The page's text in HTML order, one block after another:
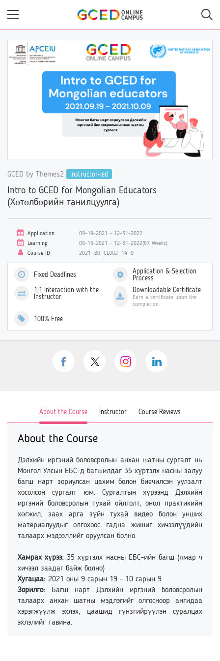
GCED by Themes2 Instructor-led
Intro to GCED for Mongolian Educators
(Хөтөлбөрийн танилцуулга)
Application
09-19-2021 ~ 12-31-2022
Learning
09-19-2021 ~ 12-31-2022(67 Weeks)
Course ID
2021_80_CL002_14_0_
Fixed Deadlines
Application & Selection
Process
1:1 Interaction with the
Instructor
Downloadable Certificate
Earn a certificate upon the
completion
100% Free
About the Course Instructor Course Reviews
About the Course
Дэлхийн иргэний боловсролын анхан шатны сургалт нь
Монгол Улсын ЕБС-д багшилдаг 35 хүртэлх насны залуу
багш нарт зориулсан цахим болон биечилсэн уулзалт
хосолсон сургалт юм. Сургалтын хүрээнд Дэлхийн
иргэний боловсролын тухай ойлголт, онол практикийн
хөгжил, заах арга зүйн тухай видео болон унших
материалуудыг олгохоос гадна жишиг хичээлүүдийн
талаарх мэдээллийг оруулсан болно.
Хамрах хүрээ: 35 хүртэлх насны ЕБС-ийн багш (ямар ч
хичээл заадаг байж болно)
Хугацаа: 2021 оны 9 сарын 19 - 10 сарын 9
Зорилго:Багш нарт Дэлхийн иргэний боловсролын
талаарх анхан шатны мэдлэгийг олгосноор ангидаа
хэрэгжүүлж эхлэх, цаашид гүнзгийрүүлэн суралцах
эхлэлийг тавина.